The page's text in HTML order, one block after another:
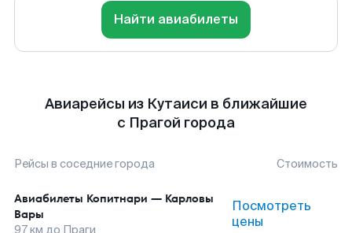
Найти авиабилеты
Авиарейсы из Кутаиси в ближайшие
с Прагой города
Рейсы в соседние города Стоимость
Авиабилеты Копитнари — Карловы
Вары
97км до Праги
Посмотреть
цены